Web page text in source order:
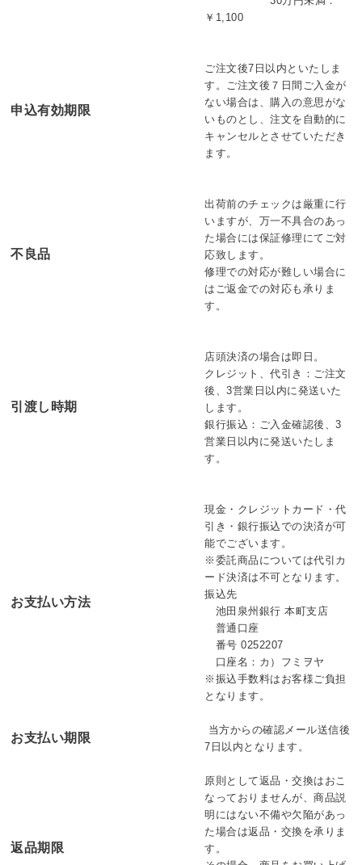
￥1,100
申込有効期限
ご注文後7日以内といたしま
す。ご注文後７日間ご入金が
ない場合は、購入の意思がな
いものとし、注文を自動的に
キャンセルとさせていただき
ます。
不良品
出荷前のチェックは厳重に行
いますが、万一不具合のあっ
た場合には保証修理にてご対
応致します。
修理での対応が難しい場合に
はご返金での対応も承りま
す。
引渡し時期
店頭決済の場合は即日。
クレジット、代引き：ご注文
後、3営業日以内に発送いた
します。
銀行振込：ご入金確認後、3
営業日以内に発送いたしま
す。
お支払い方法
現金・クレジットカード・代
引き・銀行振込での決済が可
能でございます。
※委託商品については代引カ
ード決済は不可となります。
振込先
池田泉州銀行 本町支店
普通口座
番号 0252207
口座名：カ）フミヲヤ
※振込手数料はお客様ご負担
となります。
お支払い期限
当方からの確認メール送信後
7日以内となります。
返品期限
原則として返品・交換はおこ
なっておりませんが、商品説
明にはない不備や欠陥があっ
た場合は返品・交換を承りま
す。